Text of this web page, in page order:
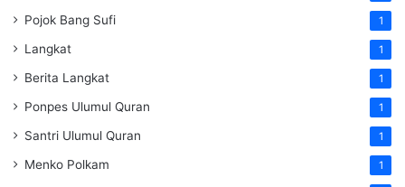
Pojok Bang Sufi 1
Langkat 1
Berita Langkat 1
Ponpes Ulumul Quran 1
Santri Ulumul Quran 1
Menko Polkam 1